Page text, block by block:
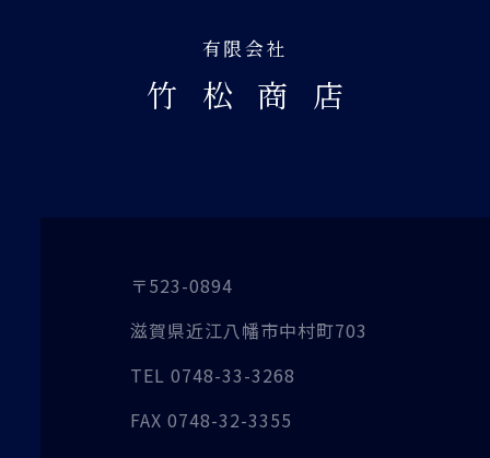
有限会社
竹松商 店
〒523-0894
滋賀県近江八幡市中村町703
TEL 0748-33-3268
FAX 0748-32-3355